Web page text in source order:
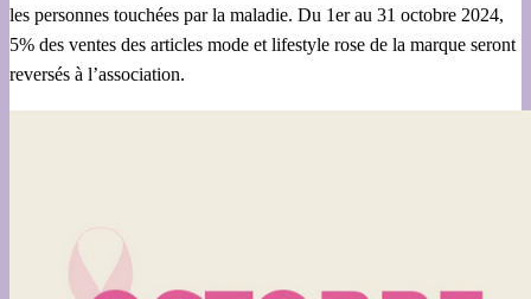
les personnes touchées par la maladie. Du 1er au 31 octobre 2024,
5% des ventes des articles mode et lifestyle rose de la marque seront
reversés à l’association.